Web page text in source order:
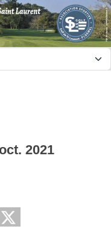
oct. 2021